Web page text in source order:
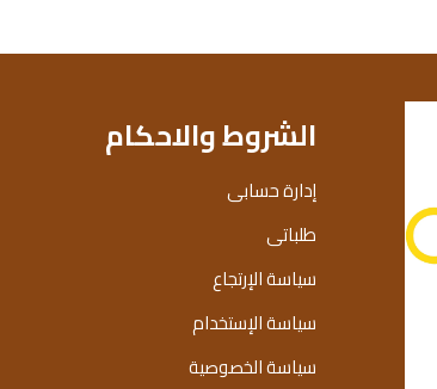
الشروط والاحكام
إدارة حسابى
طلباتى
سياسة الإرتجاع
سياسة الإستخدام
سياسة الخصوصية